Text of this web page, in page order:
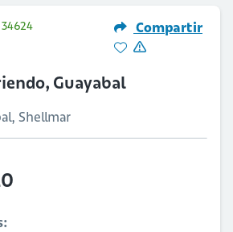
Compartir
Guayabal
Shellmar